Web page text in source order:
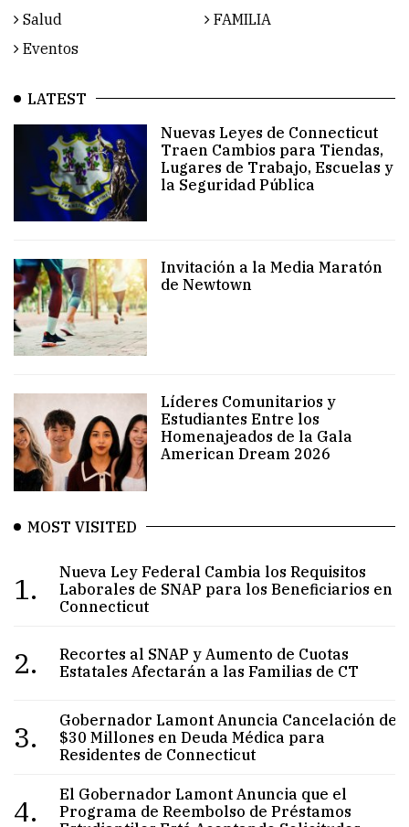
Salud
FAMILIA
Eventos
LATEST
Nuevas Leyes de Connecticut
Traen Cambios para Tiendas,
Lugares de Trabajo, Escuelas y
la Seguridad Pública
Invitación a la Media Maratón
de Newtown
Líderes Comunitarios y
Estudiantes Entre los
Homenajeados de la Gala
American Dream 2026
MOST VISITED
1.
Nueva Ley Federal Cambia los Requisitos
Laborales de SNAP para los Beneficiarios en
Connecticut
2.
Recortes al SNAP y Aumento de Cuotas
Estatales Afectarán a las Familias de CT
3.
Gobernador Lamont Anuncia Cancelación de
$30 Millones en Deuda Médica para
Residentes de Connecticut
4.
El Gobernador Lamont Anuncia que el
Programa de Reembolso de Préstamos